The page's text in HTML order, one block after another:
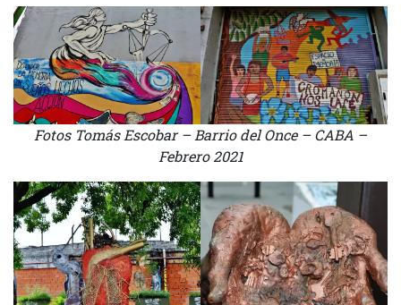
Fotos Tomás Escobar – Barrio del Once – CABA –
Febrero 2021